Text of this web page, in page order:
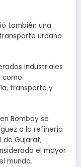
también una
urbano
industriales
como
transporte y
Bombay se
a la refinería
de Gujarat,
el mayor
mundo.